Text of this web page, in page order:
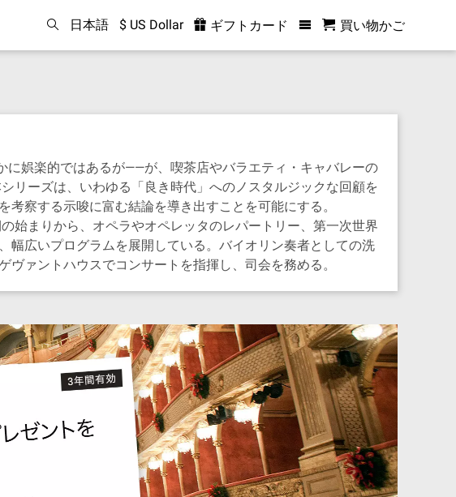
日本語 $ US Dollar ギフトカード 買い物かご
娯楽的ではあるが——が、喫茶店やバラエティ・キャバレーの
リーズは、いわゆる「良き時代」へのノスタルジックな回顧を
察する示唆に富む結論を導き出すことを可能にする。
始まりから、オペラやオペレッタのレパートリー、第一次世界
幅広いプログラムを展開している。バイオリン奏者としての洗
ァントハウスでコンサートを指揮し、司会を務める。